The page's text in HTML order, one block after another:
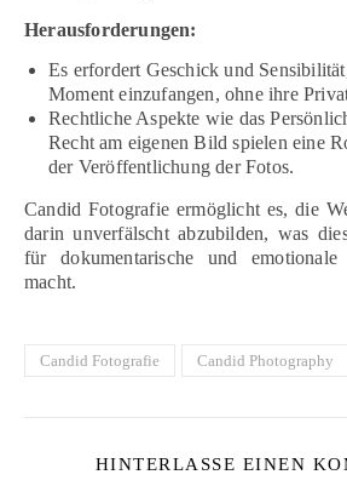
Herausforderungen:
Es erfordert Geschick und
Moment einzufangen, ohne ihre
Rechtliche Aspekte wie das
Recht am eigenen Bild spielen eine
der Veröffentlichung der Fotos.
Candid Fotografie ermöglicht es, die
darin unverfälscht abzubilden, was
für dokumentarische und
macht.
Candid Fotografie Candid Photography
HINTERLASSE EINEN